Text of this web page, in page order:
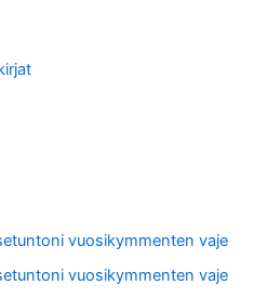
vuosikymmenten vaje
vuosikymmenten vaje